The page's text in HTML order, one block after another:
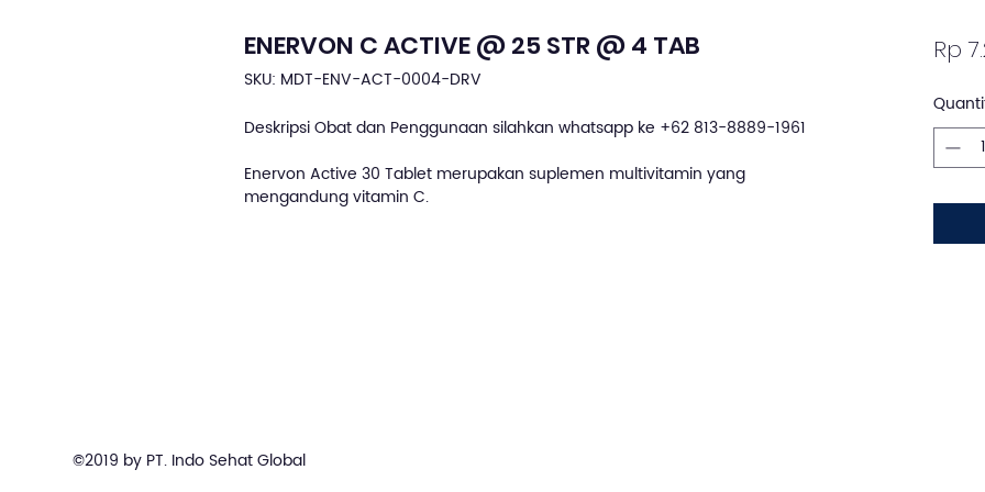
ENERVON C ACTIVE @ 25 STR @ 4 TAB
SKU: MDT-ENV-ACT-0004-DRV
Deskripsi Obat dan Penggunaan silahkan whatsapp ke +62 813-8889-1961
Enervon Active 30 Tablet merupakan suplemen multivitamin yang
mengandung vitamin C.
Rp
©2019 by PT. Indo Sehat Global